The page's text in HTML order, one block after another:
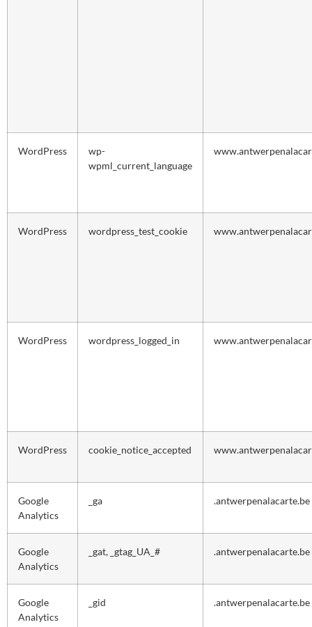
WordPress
wp-
wpml_current_language
WordPress wordpress_test_cookie
WordPress wordpress_logged_in
WordPress cookie_notice_accepted
Google
Analytics
_ga .antwerpenalacarte.be
Google
Analytics
_gat, _gtag_UA_# .antwerpenalacarte.be
Google
Analytics
_gid .antwerpenalacarte.be